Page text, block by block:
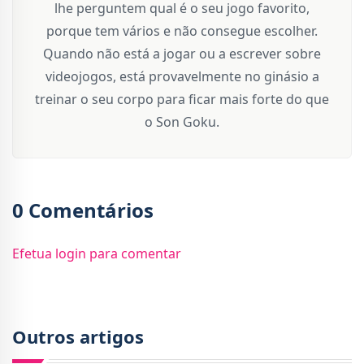
lhe perguntem qual é o seu jogo favorito,
porque tem vários e não consegue escolher.
Quando não está a jogar ou a escrever sobre
videojogos, está provavelmente no ginásio a
treinar o seu corpo para ficar mais forte do que
o Son Goku.
0 Comentários
Efetua login para comentar
Outros artigos